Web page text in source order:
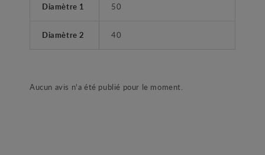
Diamètre 1 50
Diamètre 2 40
Aucun avis n'a été publié pour le moment.